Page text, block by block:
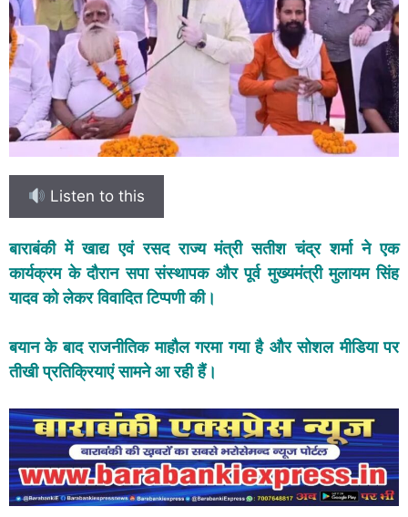
Listen to this
बाराबंकी में खाद्य एवं रसद राज्य मंत्री सतीश चंद्र शर्मा ने एक
कार्यक्रम के दौरान सपा संस्थापक और पूर्व मुख्यमंत्री मुलायम सिंह
यादव को लेकर विवादित टिप्पणी की।
बयान के बाद राजनीतिक माहौल गरमा गया है और सोशल मीडिया पर
तीखी प्रतिक्रियाएं सामने आ रही हैं।